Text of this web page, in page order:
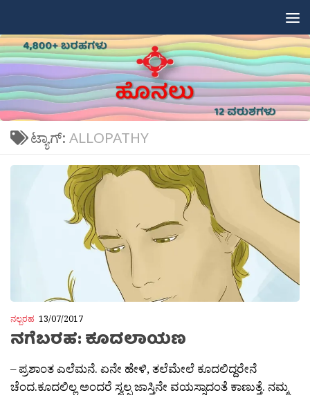
ಟ್ಯಾಗ್: ALLOPATHY
ನಲ್ಬರಹ 13/07/2017
ನಗೆಬರಹ: ಕೂದಲಾಯಣ
– ಪ್ರಶಾಂತ ಎಲೆಮನೆ. ಏನೇ ಹೇಳಿ, ತಲೆಮೇಲೆ ಕೂದಲಿದ್ದರೇನೆ
ಚೆಂದ.ಕೂದಲಿಲ್ಲ ಅಂದರೆ ಸ್ವಲ್ಪ ಜಾಸ್ತಿನೇ ವಯಸ್ಸಾದಂತೆ ಕಾಣುತ್ತೆ. ನಮ್ಮ